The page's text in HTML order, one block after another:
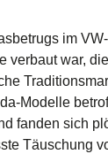
im
war,
Modelle
fanden sich
Täuschung